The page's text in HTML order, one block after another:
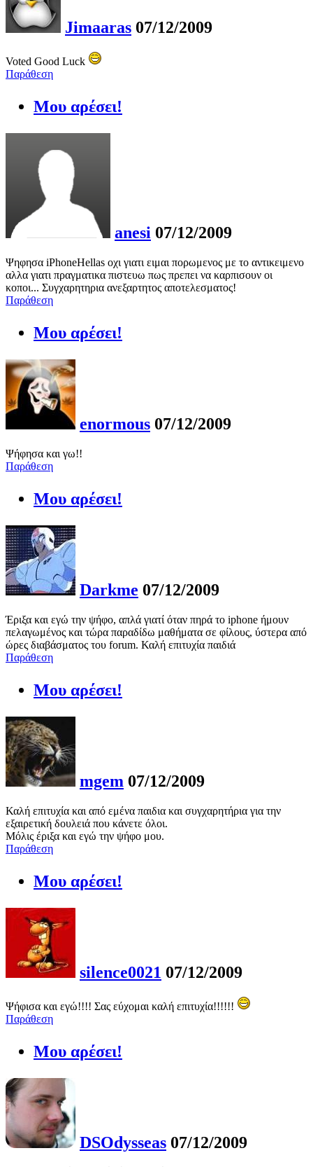
Jimaaras 07/12/2009
Voted Good Luck
Παράθεση
Μου αρέσει!
anesi 07/12/2009
Ψηφησα iPhoneHellas οχι γιατι ειμαι πορωμενος με το αντικειμενο
αλλα γιατι πραγματικα πιστευω πως πρεπει να καρπισουν οι
κοποι... Συγχαρητηρια ανεξαρτητος αποτελεσματος!
Παράθεση
Μου αρέσει!
enormous 07/12/2009
Ψήφησα και γω!!
Παράθεση
Μου αρέσει!
Darkme 07/12/2009
Έριξα και εγώ την ψήφο, απλά γιατί όταν πηρά το iphone ήμουν
πελαγωμένος και τώρα παραδίδω μαθήματα σε φίλους, ύστερα από
ώρες διαβάσματος του forum. Καλή επιτυχία παιδιά
Παράθεση
Μου αρέσει!
mgem 07/12/2009
Καλή επιτυχία και από εμένα παιδια και συγχαρητήρια για την
εξαιρετική δουλειά που κάνετε όλοι.
Μόλις έριξα και εγώ την ψήφο μου.
Παράθεση
Μου αρέσει!
silence0021 07/12/2009
Ψήφισα και εγώ!!!! Σας εύχομαι καλή επιτυχία!!!!!!
Παράθεση
Μου αρέσει!
DSOdysseas 07/12/2009